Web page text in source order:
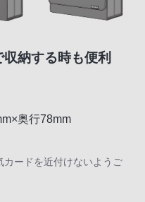
納する時も便利
奥行78mm
ードを近付けないようご